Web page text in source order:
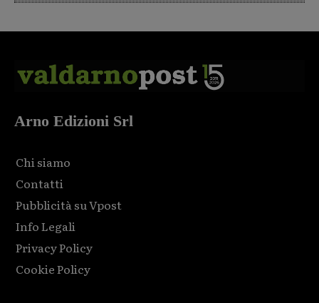
Arno Edizioni Srl
Chi siamo
Contatti
Pubblicità su Vpost
Info Legali
Privacy Policy
Cookie Policy